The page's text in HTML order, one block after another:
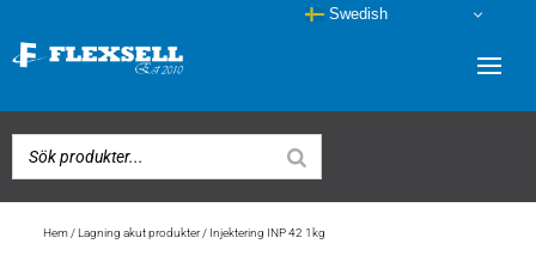
Hem/Lagning akut produkter/ Injektering INP 42 1kg
Swedish